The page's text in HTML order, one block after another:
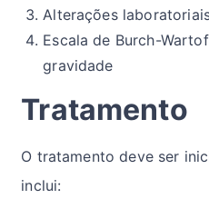
Alterações
Escala de Burch-
gravidade
Tratamento
O tratamento deve ser
inclui: